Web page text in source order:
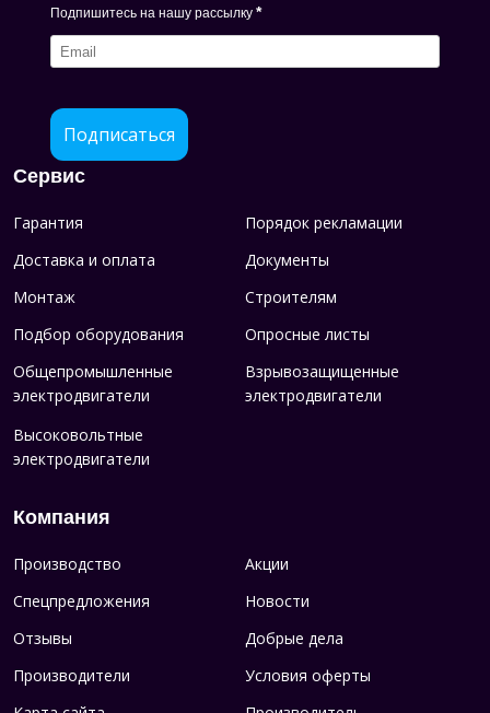
Подпишитесь на нашу рассылку *
Подписаться
Сервис
Гарантия
Порядок рекламации
Доставка и оплата
Документы
Монтаж
Строителям
Подбор оборудования
Опросные листы
Общепромышленные
электродвигатели
Взрывозащищенные
электродвигатели
Высоковольтные
электродвигатели
Компания
Производство
Акции
Спецпредложения
Новости
Отзывы
Добрые дела
Производители
Условия оферты